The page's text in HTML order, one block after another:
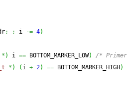
; ; i -= 4)
* ) i == BOTTOM_MARKER_LOW)
/*
* ) ( i + 2) == BOTTOM_MARKER_HIGH )